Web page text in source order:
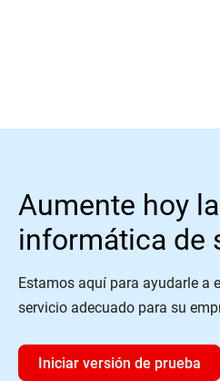
Aumente hoy
informática de
Estamos aquí para ayudarle a
servicio adecuado para su
Iniciar versión de prueba